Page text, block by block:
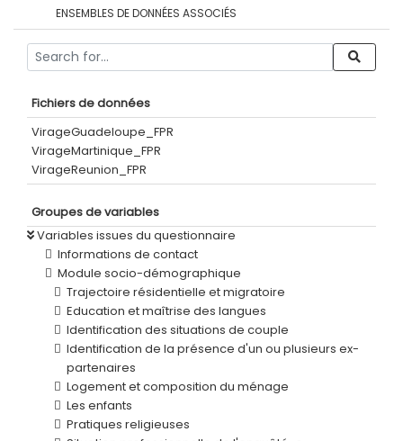
ENSEMBLES DE DONNÉES ASSOCIÉS
Fichiers de données
VirageGuadeloupe_FPR
VirageMartinique_FPR
VirageReunion_FPR
Groupes de variables
Variables issues du questionnaire
Informations de contact
Module socio-démographique
Trajectoire résidentielle et migratoire
Education et maîtrise des langues
Identification des situations de couple
Identification de la présence d'un ou plusieurs ex-
partenaires
Logement et composition du ménage
Les enfants
Pratiques religieuses